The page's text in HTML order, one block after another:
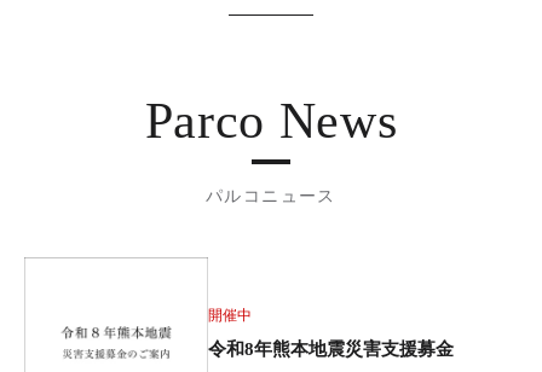
Parco News
パルコニュース
開催中
令和8年熊本地震災害支援募金